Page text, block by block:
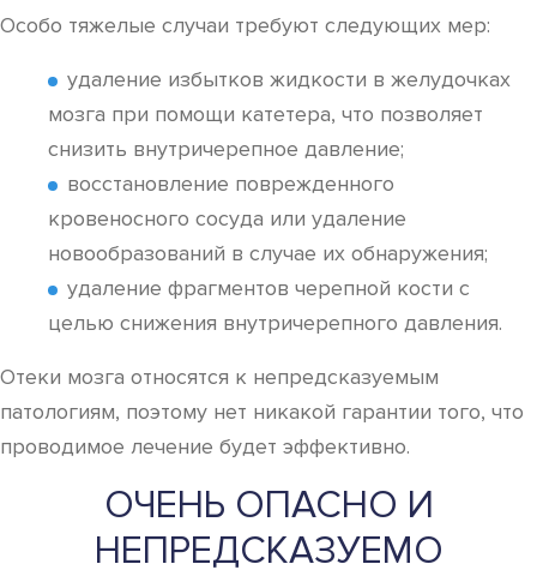
Особо тяжелые случаи требуют следующих мер:
удаление избытков жидкости в желудочках
мозга при помощи катетера, что позволяет
снизить внутричерепное давление;
восстановление поврежденного
кровеносного сосуда или удаление
новообразований в случае их обнаружения;
удаление фрагментов черепной кости с
целью снижения внутричерепного давления.
Отеки мозга относятся к непредсказуемым
патологиям, поэтому нет никакой гарантии того, что
проводимое лечение будет эффективно.
ОЧЕНЬ ОПАСНО И
НЕПРЕДСКАЗУЕМО